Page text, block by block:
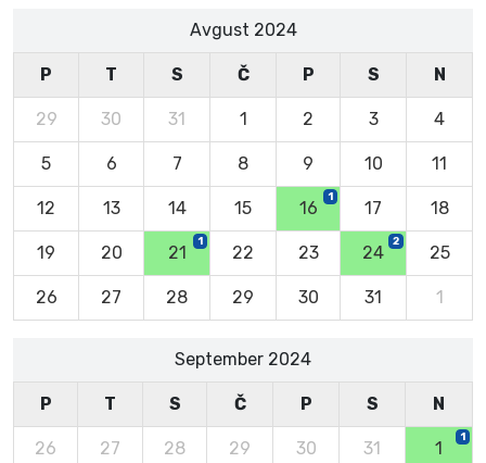
Avgust 2024
P T S Č P S N
29 30 31 1 2 3 4
5 6 7 8 9 10 11
12 13 14 15 16
1
17 18
19 20 21
1
22 23 24
2
25
26 27 28 29 30 31 1
September 2024
P T S Č P S N
26 27 28 29 30 31 1
1